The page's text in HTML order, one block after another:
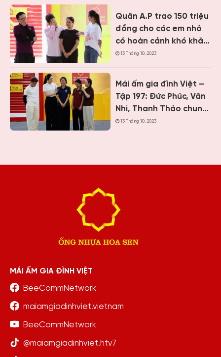
chăm mẹ bệnh tâm
thần
Quân A.P trao 150 triệu
đồng cho các em nhỏ
có hoàn cảnh khó khăn
khi ghi hình “Mái ấm gia
13 Tháng 10, 2023
Mái ấm gia đình Việt –
Tập 197: Đức Phúc, Vân
Nhi, Thanh Thảo chung
tay giúp hai cô bé có
13 Tháng 10, 2023
MÁI ẤM GIA ĐÌNH VIỆT
BeeCommNetwork
maiamgiadinhviet.vietnam
BeeCommNetwork
@maiamgiadinhviet.htv7